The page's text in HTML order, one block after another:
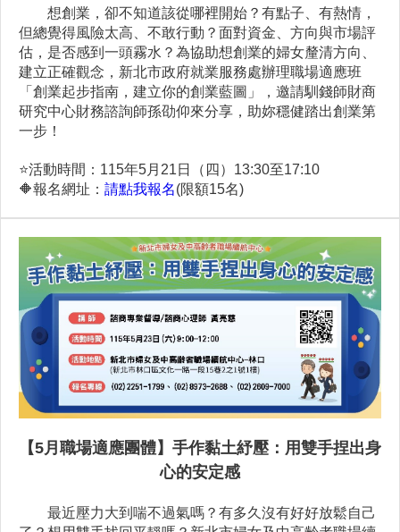
想創業，卻不知道該從哪裡開始？有點子、有熱情，
但總覺得風險太高、不敢行動？面對資金、方向與市場評
估，是否感到一頭霧水？為協助想創業的婦女釐清方向、
建立正確觀念，新北市政府就業服務處辦理職場適應班
「創業起步指南，建立你的創業藍圖」，邀請馴錢師財商
研究中心財務諮詢師孫劭仰來分享，助妳穩健踏出創業第
一步！
⭐️活動時間：115年5月21日（四）13:30至17:10
🔶報名網址： 請點我報名(限額15名)
【5月職場適應團體】手作黏土紓壓：用雙手捏出身
心的安定感
最近壓力大到喘不過氣嗎？有多久沒有好好放鬆自己